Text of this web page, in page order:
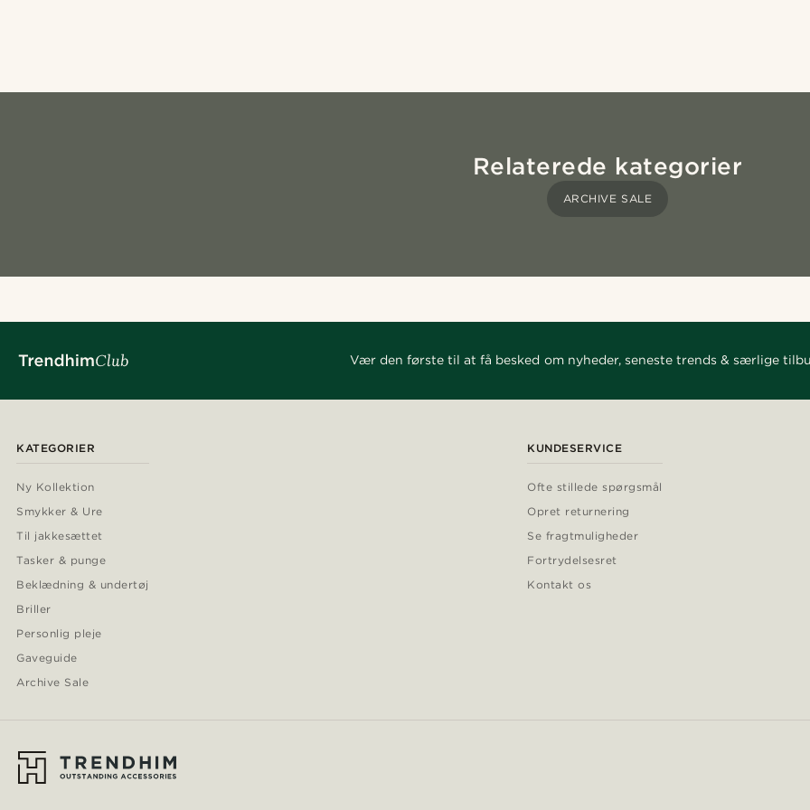
Relaterede kategorier
ARCHIVE SALE
Vær den første til at få besked om nyheder, seneste trends & særlige
KATEGORIER
Ny Kollektion
Smykker & Ure
Til jakkesættet
Tasker & punge
Beklædning & undertøj
Briller
Personlig pleje
Gaveguide
Archive Sale
KUNDESERVICE
Ofte stillede spørgsmål
Opret returnering
Se fragtmuligheder
Fortrydelsesret
Kontakt os